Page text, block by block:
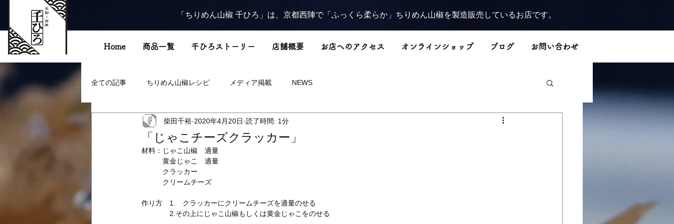
「ちりめん山椒 千ひろ」は、京都西陣で「ふっくら柔らか」ちりめん山椒を製造販売しているお店です。
Home 商品一覧 千ひろストーリー 店舗概要 お店へのアクセス オンラインショップ ブログ お問い合わせ
全ての記事 ちりめん山椒レシピ メディア掲載 NEWS
「じゃこチーズクラッカー」
柴田千裕 2020年4月20日 読了時間: 1分
材料：じゃこ山椒　適量
黄金じゃこ　適量
クラッカー
クリームチーズ
作り方　1.　クラッカーにクリームチーズを適量のせる
2.その上にじゃこ山椒もしくは黄金じゃこをのせる